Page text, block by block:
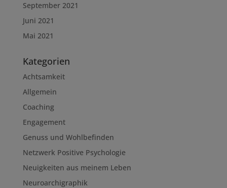
September 2021
Juni 2021
Mai 2021
Kategorien
Achtsamkeit
Allgemein
Coaching
Engagement
Genuss und Wohlbefinden
Netzwerk Positive Psychologie
Neuigkeiten aus meinem Leben
Neuroarchigraphik